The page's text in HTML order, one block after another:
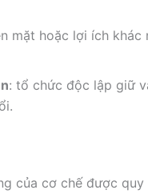
mặt hoặc lợi ích
: tổ chức độc lập giữ
của cơ chế được